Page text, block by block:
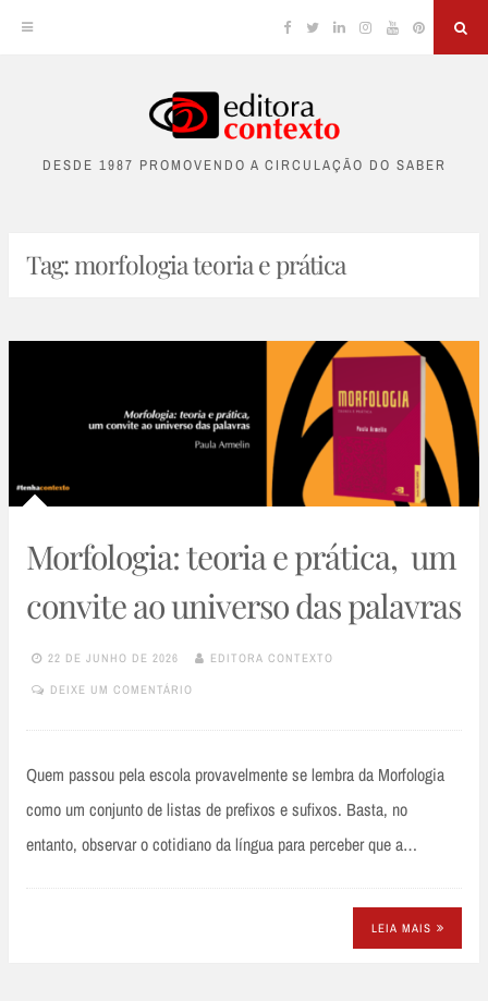
content
Facebook
TwitterLinkedinInstagram
YouTubePinterest
DESDE 1987 PROMOVENDO A CIRCULAÇÃO DO SABER
Tag:morfologia teoria e prática
Morfologia: teoria e prática, um
convite ao universo das palavras
22 DE JUNHO DE 2026 EDITORA CONTEXTO
DEIXE UM COMENTÁRIO
Quem passou pela escola provavelmente se lembra da Morfologia
como um conjunto de listas de prefixos e sufixos. Basta, no
entanto, observar o cotidiano da língua para perceber que a…
LEIA MAIS